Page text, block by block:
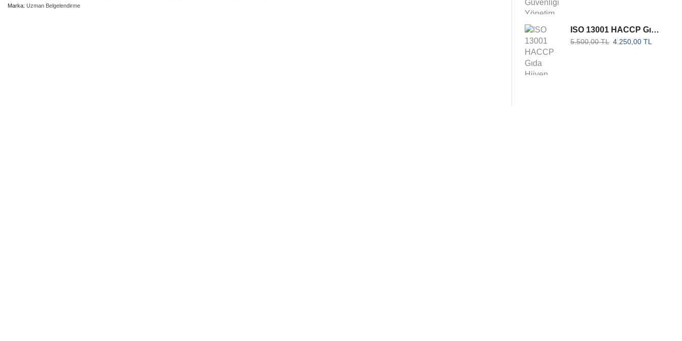
Marka: Uzman Belgelendirme
ISO 13001 HACCP Gıda Hijyen Güvenliği Yönetim Sistemi Belgesi - Akreditesiz
5.500,00TL 4.250,00 TL